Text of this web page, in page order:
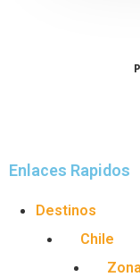
Enlaces Rapidos
Destinos
Chile